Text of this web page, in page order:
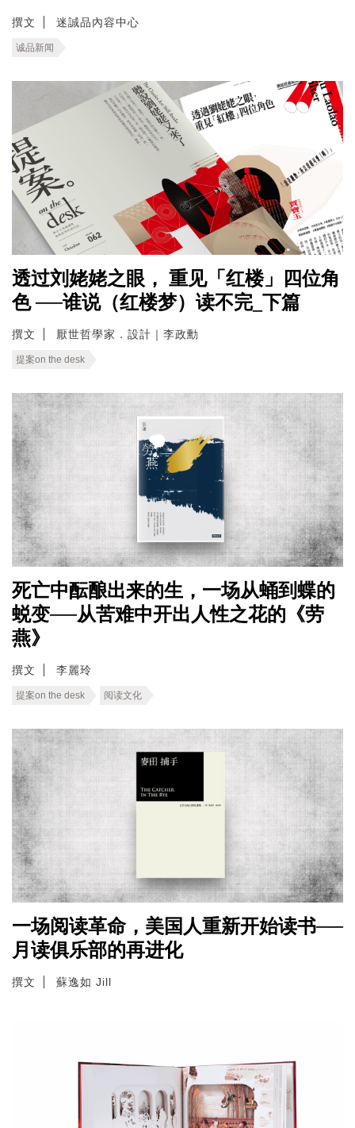
撰文 迷誠品內容中心
诚品新闻
透过刘姥姥之眼， 重见「红楼」四位角
色 ──谁说（红楼梦）读不完_下篇
撰文 厭世哲學家．設計｜李政勳
提案on the desk
死亡中酝酿出来的生，一场从蛹到蝶的
蜕变──从苦难中开出人性之花的《劳
燕》
撰文 李麗玲
提案on the desk 阅读文化
一场阅读革命，美国人重新开始读书──
月读俱乐部的再进化
撰文 蘇逸如 Jill